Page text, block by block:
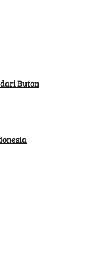
Buton